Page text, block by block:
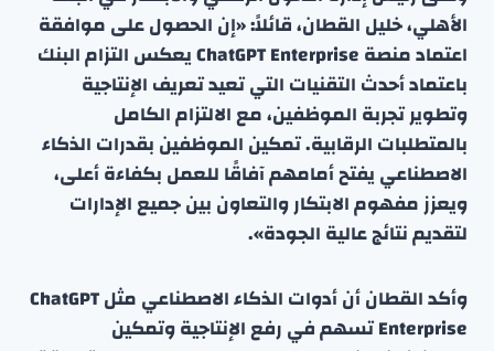
الأهلي، خليل القطان، قائلاً: «إن الحصول على موافقة
اعتماد منصة ChatGPT Enterprise يعكس التزام البنك
باعتماد أحدث التقنيات التي تعيد تعريف الإنتاجية
وتطوير تجربة الموظفين، مع الالتزام الكامل
بالمتطلبات الرقابية. تمكين الموظفين بقدرات الذكاء
الاصطناعي يفتح أمامهم آفاقًا للعمل بكفاءة أعلى،
ويعزز مفهوم الابتكار والتعاون بين جميع الإدارات
لتقديم نتائج عالية الجودة».
وأكد القطان أن أدوات الذكاء الاصطناعي مثل ChatGPT
Enterprise تسهم في رفع الإنتاجية وتمكين